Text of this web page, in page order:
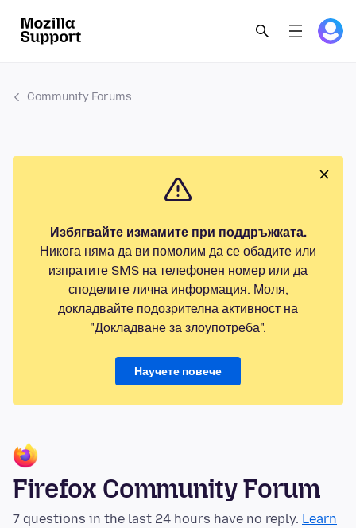
Community Forums
Избягвайте измамите при поддръжката.
Никога няма да ви помолим да се обадите или
изпратите SMS на телефонен номер или да
споделите лична информация. Моля,
докладвайте подозрителна активност на
"Докладване за злоупотреба".
Научете повече
Firefox Community Forum
7 questions in the last 24 hours have no reply. Learn